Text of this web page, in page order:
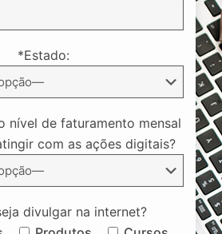
*Estado:
nível de faturamento mensal
com as ações digitais?
divulgar na internet?